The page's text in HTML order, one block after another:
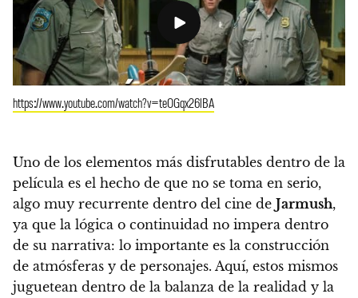
https://www.youtube.com/watch?v=teOGqx26lBA
Uno de los elementos más disfrutables dentro de la
película es el hecho de que no se toma en serio,
algo muy recurrente dentro del cine de Jarmush,
ya que la lógica o continuidad no impera dentro
de su narrativa: lo importante es la construcción
de atmósferas y de personajes. Aquí, estos mismos
juguetean dentro de la balanza de la realidad y la